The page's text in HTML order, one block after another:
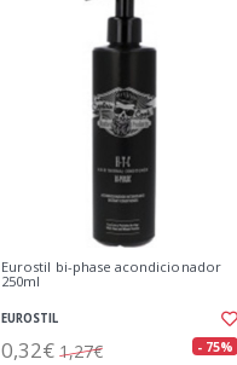
Eurostil bi-phase acondicionador
250ml
EUROSTIL
0,32€ 1,27€ - 75%